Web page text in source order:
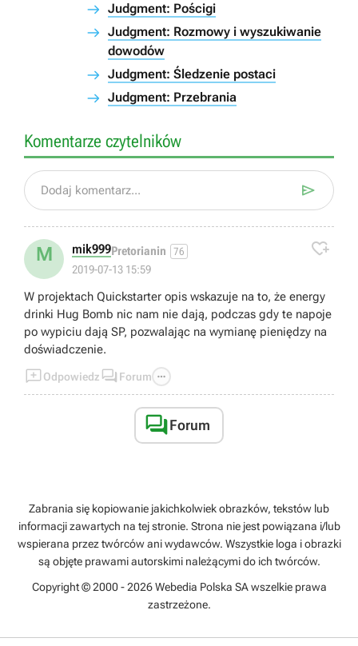
Judgment: Pościgi
Judgment: Rozmowy i wyszukiwanie
dowodów
Judgment: Śledzenie postaci
Judgment: Przebrania
Komentarze czytelników
Dodaj komentarz... 
M mik999Pretorianin 76
2019-07-13 15:59

W projektach Quickstarter opis wskazuje na to, że energy
drinki Hug Bomb nic nam nie dają, podczas gdy te napoje
po wypiciu dają SP, pozwalając na wymianę pieniędzy na
doświadczenie.
Odpowiedz  Forum 
Forum
Zabrania się kopiowanie jakichkolwiek obrazków, tekstów lub
informacji zawartych na tej stronie. Strona nie jest powiązana i/lub
wspierana przez twórców ani wydawców. Wszystkie loga i obrazki
są objęte prawami autorskimi należącymi do ich twórców.
Copyright © 2000 - 2026 Webedia Polska SA wszelkie prawa
zastrzeżone.